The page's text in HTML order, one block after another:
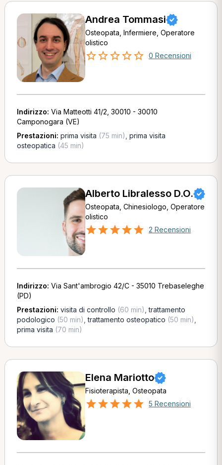
Andrea Tommasi
Osteopata, Infermiere, Operatore
olistico
0 Recensioni
Indirizzo: Via Matteotti 41/2, 30010 - 30010
Camponogara (VE)
Prestazioni: prima visita (75 min) prima visita
osteopatica (45 min)
Alberto Libralesso D.O.
Osteopata, Chinesiologo, Operatore
olistico
2 Recensioni
Indirizzo: Via Sant'ambrogio 42/C - 35010 Trebaseleghe
(PD)
Prestazioni: visita di controllo (60 min) ,trattamento
podologico (50 min) ,trattamento osteopatico (50 min)
prima visita (70 min)
Elena Mariotto
Fisioterapista, Osteopata
5 Recensioni